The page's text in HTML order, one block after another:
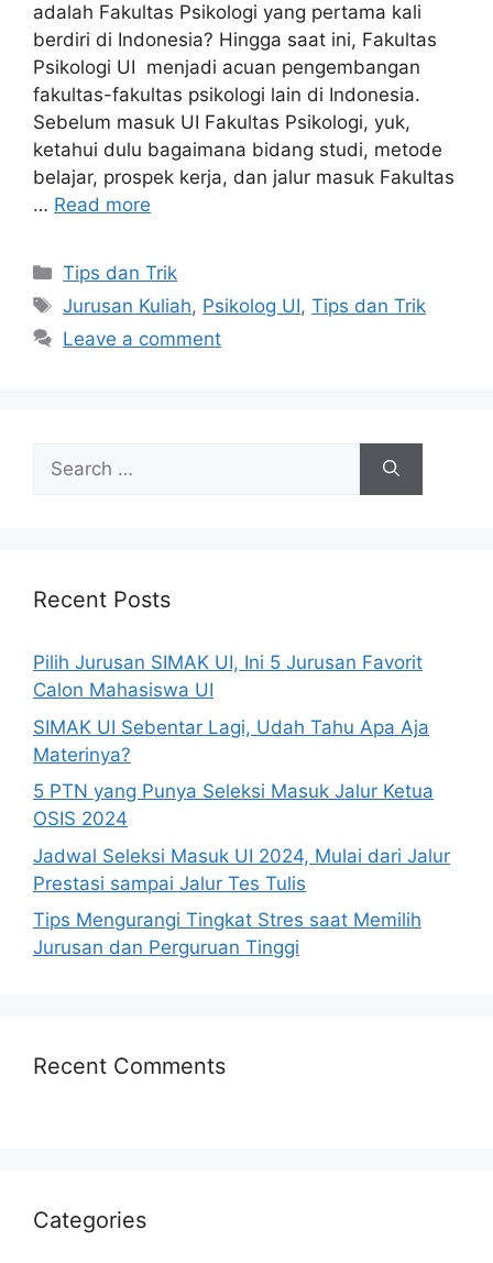
adalah Fakultas Psikologi yang pertama kali
berdiri di Indonesia? Hingga saat ini, Fakultas
Psikologi UI menjadi acuan pengembangan
fakultas-fakultas psikologi lain di Indonesia.
Sebelum masuk UI Fakultas Psikologi, yuk,
ketahui dulu bagaimana bidang studi, metode
belajar, prospek kerja, dan jalur masuk Fakultas
… Read more
Tips dan Trik
Jurusan Kuliah, Psikolog UI,Tips dan Trik
Leave a comment
Recent Posts
Pilih Jurusan SIMAK UI, Ini 5 Jurusan Favorit
Calon Mahasiswa UI
SIMAK UI Sebentar Lagi, Udah Tahu Apa Aja
Materinya?
5 PTN yang Punya Seleksi Masuk Jalur Ketua
OSIS 2024
Jadwal Seleksi Masuk UI 2024, Mulai dari Jalur
Prestasi sampai Jalur Tes Tulis
Tips Mengurangi Tingkat Stres saat Memilih
Jurusan dan Perguruan Tinggi
Recent Comments
Categories